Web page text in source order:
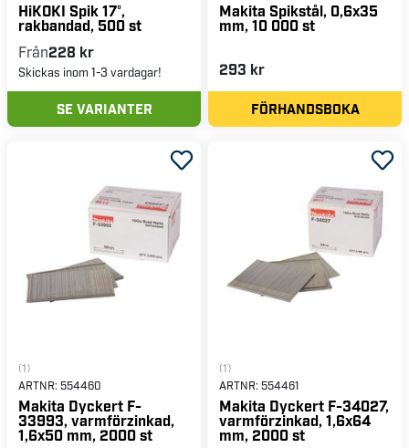
HiKOKI Spik 17°,
rakbandad, 500 st
Från228 kr
Skickas inom 1-3 vardagar!
SE VARIANTER
Makita Spikstål, 0,6x35
mm, 10 000 st
293 kr
FÖRHANDSBOKA
(1)
ARTNR: 554460
Makita Dyckert F-
33993, varmförzinkad,
1,6x50 mm, 2000 st
(1)
ARTNR: 554461
Makita Dyckert F-34027,
varmförzinkad, 1,6x64
mm, 2000 st